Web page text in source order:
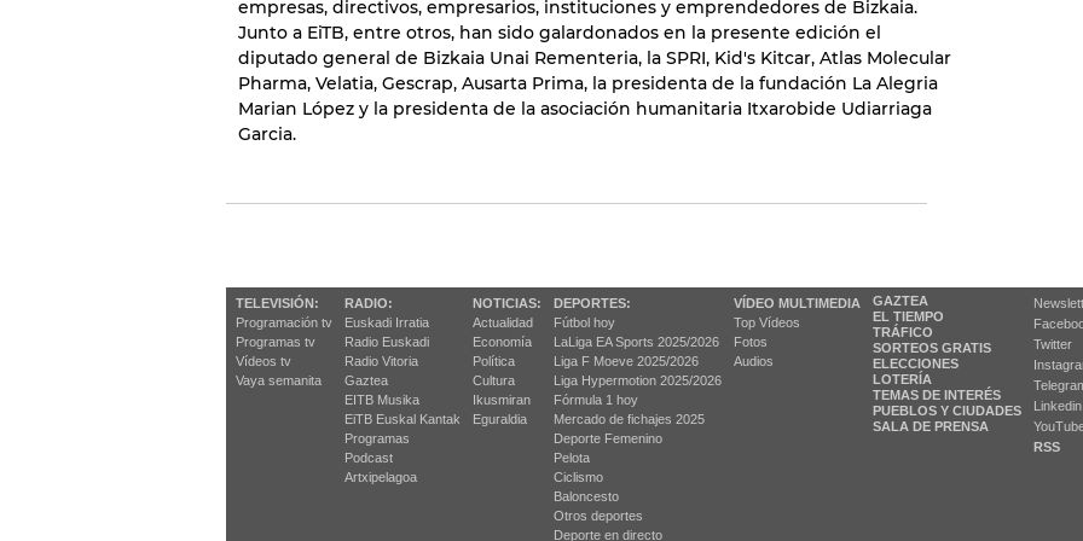
empresas, directivos, empresarios, instituciones y emprendedores de Bizkaia.
Junto a EiTB, entre otros, han sido galardonados en la presente edición el
diputado general de Bizkaia Unai Rementeria, la SPRI, Kid's Kitcar, Atlas Molecular
Pharma, Velatia, Gescrap, Ausarta Prima, la presidenta de la fundación La Alegria
Marian López y la presidenta de la asociación humanitaria Itxarobide Udiarriaga
Garcia.
TELEVISIÓN:
Programación tv
Programas tv
Vídeos tv
Vaya semanita
RADIO:
Euskadi Irratia
Radio Euskadi
Radio Vitoria
Gaztea
EITB Musika
EiTB Euskal Kantak
Programas
Podcast
Artxipelagoa
NOTICIAS:
Actualidad
Economía
Política
Cultura
Ikusmiran
Eguraldia
DEPORTES:
Fútbol hoy
LaLiga EA Sports 2025/2026
Liga F Moeve 2025/2026
Liga Hypermotion 2025/2026
Fórmula 1 hoy
Mercado de fichajes 2025
Deporte Femenino
Pelota
Ciclismo
Baloncesto
Otros deportes
Deporte en directo
VÍDEO MULTIMEDIA
Top Vídeos
Fotos
Audios
GAZTEA
EL TIEMPO
TRÁFICO
SORTEOS GRATIS
ELECCIONES
LOTERÍA
TEMAS DE INTERÉS
PUEBLOS Y CIUDADES
SALA DE PRENSA
Twitter
Linkedin
RSS